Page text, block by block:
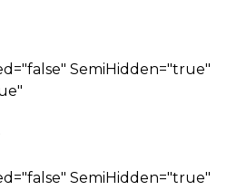
SemiHidden="true"
SemiHidden="true"